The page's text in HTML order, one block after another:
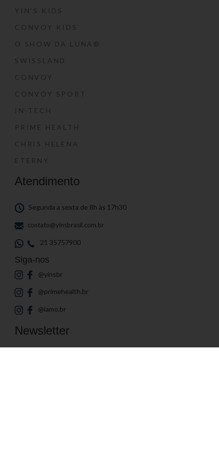
YIN’S KIDS
CONVOY KIDS
O SHOW DA LUNA®
SWISSLAND
CONVOY
CONVOY SPORT
IN-TECH
PRIME HEALTH
CHRIS HELENA
ETERNY
Atendimento
Segunda a sexta de 8h às 17h30
contato@yinsbrasil.com.br
21 35757900
Siga-nos
@yinsbr
@primehealth.br
@iamo.br
Newsletter